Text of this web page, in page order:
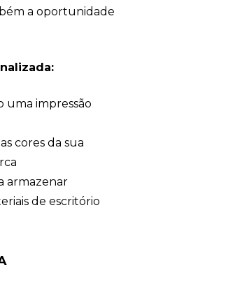
a oportunidade
uma impressão
cores da sua
armazenar
de escritório
online